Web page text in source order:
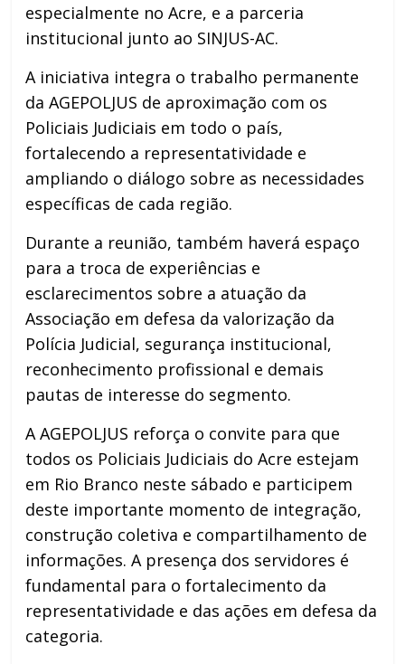
especialmente no Acre, e a parceria
institucional junto ao SINJUS-AC.
A iniciativa integra o trabalho permanente
da AGEPOLJUS de aproximação com os
Policiais Judiciais em todo o país,
fortalecendo a representatividade e
ampliando o diálogo sobre as necessidades
específicas de cada região.
Durante a reunião, também haverá espaço
para a troca de experiências e
esclarecimentos sobre a atuação da
Associação em defesa da valorização da
Polícia Judicial, segurança institucional,
reconhecimento profissional e demais
pautas de interesse do segmento.
A AGEPOLJUS reforça o convite para que
todos os Policiais Judiciais do Acre estejam
em Rio Branco neste sábado e participem
deste importante momento de integração,
construção coletiva e compartilhamento de
informações. A presença dos servidores é
fundamental para o fortalecimento da
representatividade e das ações em defesa da
categoria.